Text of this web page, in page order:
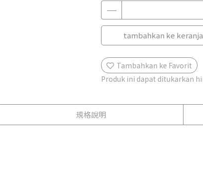
tambahkan ke
Tambahkan ke Favorit
Produk ini dapat ditukarkan
規格說明